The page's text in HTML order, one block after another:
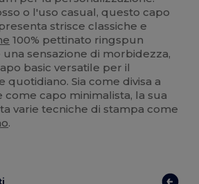
o l'uso casual, questo capo
strisce classiche e
100% pettinato ringspun
una sensazione di morbidezza,
basic versatile per il
quotidiano. Sia come divisa a
capo minimalista, la sua
varie tecniche di stampa come
.